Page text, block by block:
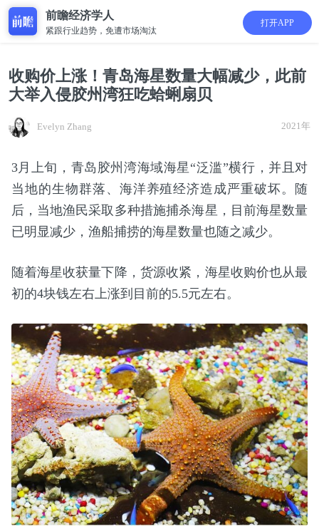
前瞻经济学人
紧跟行业趋势，免遭市场淘汰
打开APP
收购价上涨！青岛海星数量大幅减少，此前
大举入侵胶州湾狂吃蛤蜊扇贝
Evelyn Zhang 2021年
3月上旬，青岛胶州湾海域海星“泛滥”横行，并且对
当地的生物群落、海洋养殖经济造成严重破坏。随
后，当地渔民采取多种措施捕杀海星，目前海星数量
已明显减少，渔船捕捞的海星数量也随之减少。
随着海星收获量下降，货源收紧，海星收购价也从最
初的4块钱左右上涨到目前的5.5元左右。